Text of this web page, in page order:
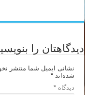
دیدگاهتان را
نشانی ایمیل شما منتشر
شده‌اند*
دیدگاه*